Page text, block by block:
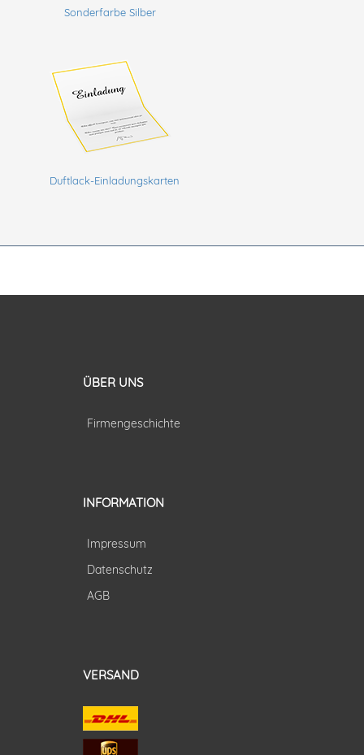
Sonderfarbe Silber
Duftlack-Einladungskarten
ÜBER UNS
Firmengeschichte
INFORMATION
Impressum
Datenschutz
AGB
VERSAND